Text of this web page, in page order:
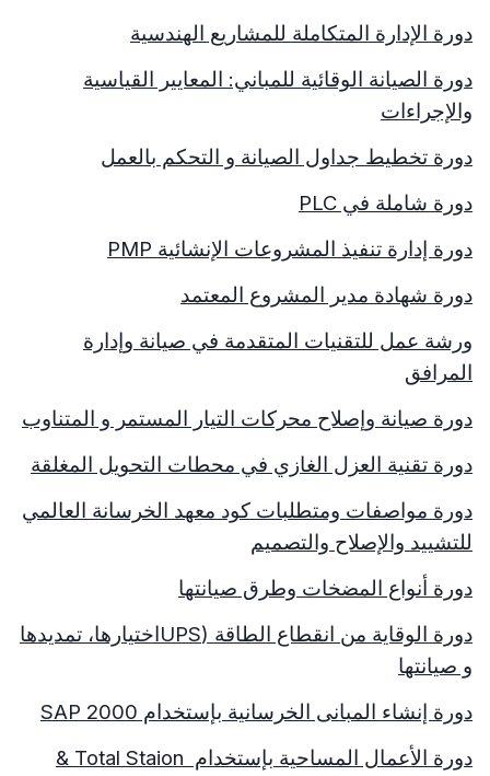
دورة الإدارة المتكاملة للمشاريع الهندسية
دورة الصيانة الوقائية للمباني: المعايير القياسية
والإجراءات
دورة تخطيط جداول الصيانة و التحكم بالعمل
دورة شاملة في PLC
دورة إدارة تنفيذ المشروعات الإنشائية PMP
دورة شهادة مدير المشروع المعتمد
ورشة عمل للتقنيات المتقدمة في صيانة وإدارة
المرافق
دورة صيانة وإصلاح محركات التيار المستمر و المتناوب
دورة تقنية العزل الغازي في محطات التحويل المغلقة
دورة مواصفات ومتطلبات كود معهد الخرسانة العالمي
للتشييد والإصلاح والتصميم
دورة أنواع المضخات وطرق صيانتها
دورة الوقاية من انقطاع الطاقة (UPSاختيارها، تمديدها
و صيانتها
دورة إنشاء المبانى الخرسانية بإستخدام SAP 2000
دورة الأعمال المساحية بإستخدام Total Staion
&